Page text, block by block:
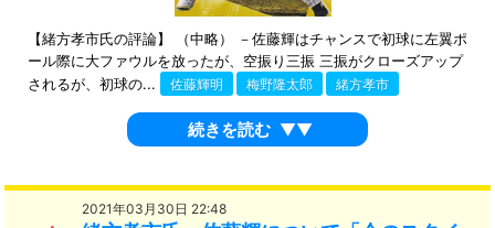
【緒方孝市氏の評論】 （中略） －佐藤輝はチャンスで初球に左翼ポ
ール際に大ファウルを放ったが、空振り三振 三振がクローズアップ
されるが、初球の...
佐藤輝明 梅野隆太郎 緒方孝市
続きを読む ▼▼
2021年03月30日 22:48